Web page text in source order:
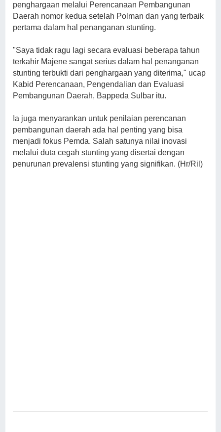
penghargaan melalui Perencanaan Pembangunan
Daerah nomor kedua setelah Polman dan yang terbaik
pertama dalam hal penanganan stunting.
"Saya tidak ragu lagi secara evaluasi beberapa tahun
terkahir Majene sangat serius dalam hal penanganan
stunting terbukti dari penghargaan yang diterima," ucap
Kabid Perencanaan, Pengendalian dan Evaluasi
Pembangunan Daerah, Bappeda Sulbar itu.
Ia juga menyarankan untuk penilaian perencanan
pembangunan daerah ada hal penting yang bisa
menjadi fokus Pemda. Salah satunya nilai inovasi
melalui duta cegah stunting yang disertai dengan
penurunan prevalensi stunting yang signifikan. (Hr/Ril)